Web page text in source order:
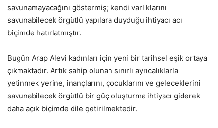
savunamayacağını göstermiş; kendi varlıklarını
savunabilecek örgütlü yapılara duyduğu ihtiyacı acı
biçimde hatırlatmıştır.
Bugün Arap Alevi kadınları için yeni bir tarihsel eşik ortaya
çıkmaktadır. Artık sahip olunan sınırlı ayrıcalıklarla
yetinmek yerine, inançlarını, çocuklarını ve geleceklerini
savunabilecek örgütlü bir güç oluşturma ihtiyacı giderek
daha açık biçimde dile getirilmektedir.